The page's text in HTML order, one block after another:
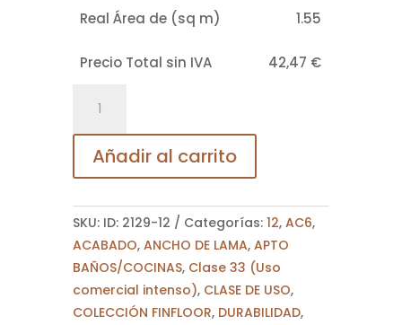
Real Área de (sq m) 1.55
Precio Total sin IVA 42,47 €
Roble
Kalas
Noz
Bisel
4V
cantidad
Añadir al carrito
SKU: ID: 2129-12 Categorías: 12, AC6,
ACABADO, ANCHO DE LAMA, APTO
BAÑOS/COCINAS, Clase 33 (Uso
comercial intenso), CLASE DE USO,
COLECCIÓN FINFLOOR, DURABILIDAD,